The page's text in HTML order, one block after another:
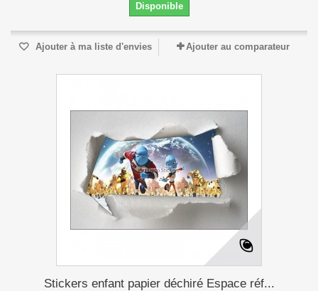
Disponible
Ajouter à ma liste d'envies Ajouter au comparateur
Stickers enfant papier déchiré Espace réf...